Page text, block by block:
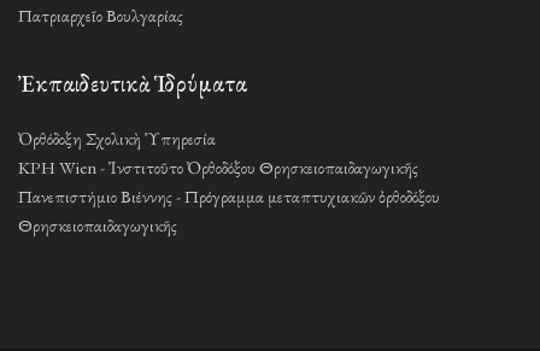
Πατριαρχεῖο Βουλγαρίας
Ἐκπαιδευτικὰ Ἱδρύματα
Ὀρθόδοξη Σχολικὴ Ὑπηρεσία
KPH Wien - Ἰνστιτοῦτο Ὀρθοδόξου Θρησκειοπαιδαγωγικῆς
Πανεπιστήμιο Βιέννης - Πρόγραμμα μεταπτυχιακῶν ὀρθοδόξου
Θρησκειοπαιδαγωγικῆς